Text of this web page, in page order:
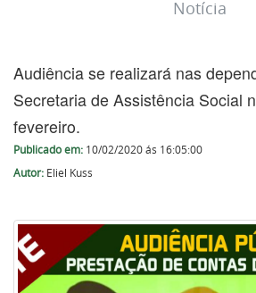
Notícia
Audiência se realizará nas
Secretaria de Assistência Social
fevereiro.
Publicado em: 10/02/2020 ás 16:05:00
Autor: Eliel Kuss